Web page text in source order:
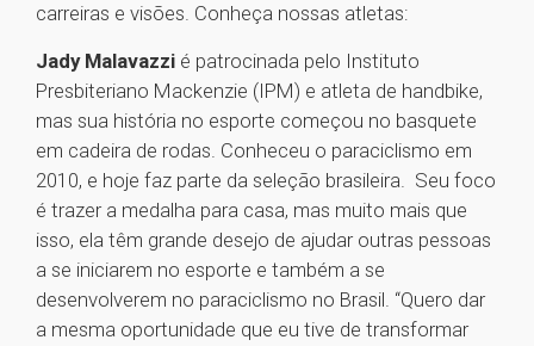
carreiras e visões. Conheça nossas atletas:
Jady Malavazzi é patrocinada pelo Instituto
Presbiteriano Mackenzie (IPM) e atleta de handbike,
mas sua história no esporte começou no basquete
em cadeira de rodas. Conheceu o paraciclismo em
2010, e hoje faz parte da seleção brasileira. Seu foco
é trazer a medalha para casa, mas muito mais que
isso, ela têm grande desejo de ajudar outras pessoas
a se iniciarem no esporte e também a se
desenvolverem no paraciclismo no Brasil. “Quero dar
a mesma oportunidade que eu tive de transformar